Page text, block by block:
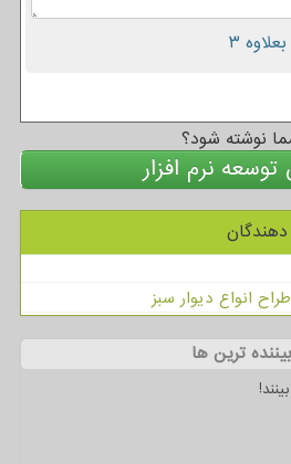
نوشته شود؟
نرم افزار
انواع دیوار سبز
ترین ها